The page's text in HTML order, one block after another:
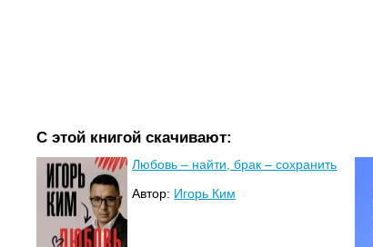
С этой книгой скачивают:
Любовь – найти, брак – сохранить
Автор: Игорь Ким